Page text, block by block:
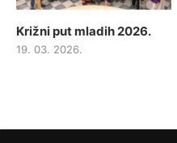
Križni put mladih 2026.
19. 03. 2026.